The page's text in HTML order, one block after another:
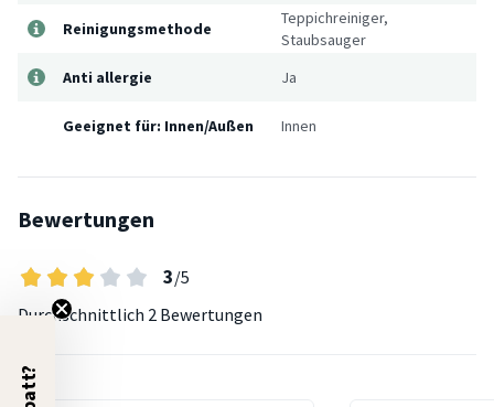
Reinigungsmethode
Teppichreiniger,
Staubsauger
Anti allergie
Ja
Geeignet für: Innen/Außen Innen
Bewertungen
3/5
Durchschnittlich 2 Bewertungen